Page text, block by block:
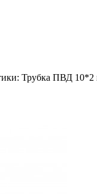
Трубка ПВД